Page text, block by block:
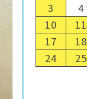
3
4
10
11
17
18
24
25